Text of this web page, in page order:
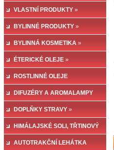
VLASTNÍ PRODUKTY »
BYLINNÉ PRODUKTY »
BYLINNÁ KOSMETIKA »
ÉTERICKÉ OLEJE »
ROSTLINNÉ OLEJE
DIFUZÉRY A AROMALAMPY
DOPLŇKY STRAVY »
HIMÁLAJSKÉ SOLI, TŘTINOVÝ
CUKR»
AUTOTRAKČNÍ LEHÁTKA